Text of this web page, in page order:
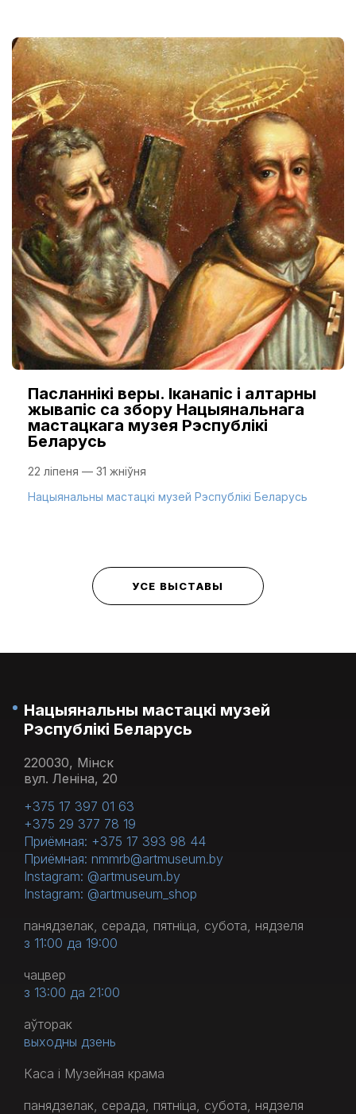
Пасланнікі веры. Іканапіс і алтарны
жывапіс са збору Нацыянальнага
мастацкага музея Рэспублікі
Беларусь
22 ліпеня — 31 жніўня
Нацыянальны мастацкі музей Рэспублікі Беларусь
УСЕ ВЫСТАВЫ
Нацыянальны мастацкі музей
Рэспублікі Беларусь
220030, Мінск
вул. Леніна, 20
+375 17 397 01 63
+375 29 377 78 19
Приёмная: +375 17 393 98 44
Приёмная: nmmrb@artmuseum.by
Instagram: @artmuseum.by
Instagram: @artmuseum_shop
панядзелак, серада, пятніца, субота, нядзеля
з 11:00 да 19:00
чацвер
з 13:00 да 21:00
аўторак
выходны дзень
Каса і Музейная крама
панядзелак, серада, пятніца, субота, нядзеля